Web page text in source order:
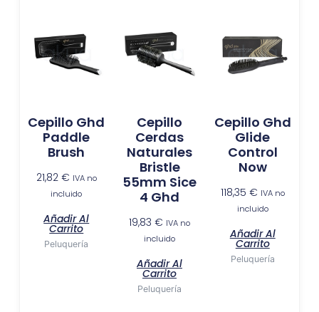
Cepillo Ghd
Paddle
Brush
21,82 € IVA no
incluido
Añadir Al
Carrito
Peluquería
Cepillo
Cerdas
Naturales
Bristle
55mm Sice
4 Ghd
19,83 € IVA no
incluido
Añadir Al
Carrito
Peluquería
Cepillo Ghd
Glide
Control
Now
118,35 € IVA no
incluido
Añadir Al
Carrito
Peluquería